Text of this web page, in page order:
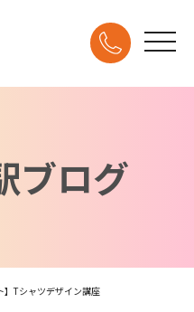
ブログ
】Tシャツデザイン講座